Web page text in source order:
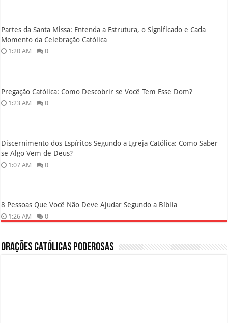
Partes da Santa Missa: Entenda a Estrutura, o Significado e Cada
Momento da Celebração Católica
1:20 AM 0
Pregação Católica: Como Descobrir se Você Tem Esse Dom?
1:23 AM 0
Discernimento dos Espíritos Segundo a Igreja Católica: Como Saber
se Algo Vem de Deus?
1:07 AM 0
8 Pessoas Que Você Não Deve Ajudar Segundo a Bíblia
1:26 AM 0
Orações Católicas Poderosas